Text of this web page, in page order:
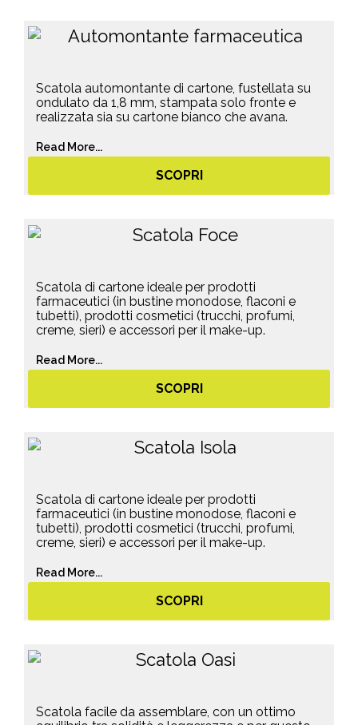
Scatola automontante di cartone, fustellata su
ondulato da 1,8 mm, stampata solo fronte e
realizzata sia su cartone bianco che avana.
Read More...
SCOPRI
Scatola di cartone ideale per prodotti
farmaceutici (in bustine monodose, flaconi e
tubetti), prodotti cosmetici (trucchi, profumi,
creme, sieri) e accessori per il make-up.
Read More...
SCOPRI
Scatola di cartone ideale per prodotti
farmaceutici (in bustine monodose, flaconi e
tubetti), prodotti cosmetici (trucchi, profumi,
creme, sieri) e accessori per il make-up.
Read More...
SCOPRI
Scatola facile da assemblare, con un ottimo